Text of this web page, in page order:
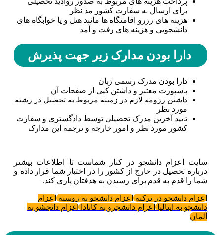
برای ارسال به سفارت کشور مد نظر
هزینه های رزرو اقامتگاه ها مانند هتل و یا خوابگاه های
دانشجویی و هزینه های رفت و آمد
دارا بودن مدارک زیر جهت پذیرش
دارا بودن مدرک رسمی زبان
پاسپورت معتبر و داشتن کپی از صفحات آن
داشتن رزومه لازم در زمینه مربوط به تحصیل در رشته
مورد نظر
تایید آخرین مدرک تحصیلی توسط دادگستری و سفارت
کشور مورد نظر و امور خارجه و ترجمه این مدارک
سایت اعزام دانشجو در کنار شماست تا اطلاعات بیشتر
درباره تحصیل در خارج از کشور را در اختیار شما قرار داده و
شما را قدم به قدم برای رسیدن به هدفتان یاری کند.
اعزام دانشجو در ترکیه اعزام دانشجو به روسیه اعزام
دانشجو به ایتالیا اعزام دانشجرو به کانادا اعزام دانجشو به
آلمان